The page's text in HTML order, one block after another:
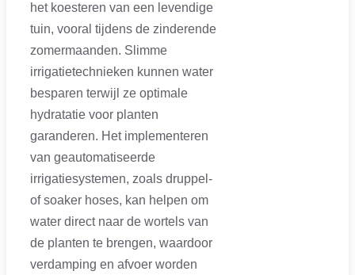
het koesteren van een levendige
tuin, vooral tijdens de zinderende
zomermaanden. Slimme
irrigatietechnieken kunnen water
besparen terwijl ze optimale
hydratatie voor planten
garanderen. Het implementeren
van geautomatiseerde
irrigatiesystemen, zoals druppel-
of soaker hoses, kan helpen om
water direct naar de wortels van
de planten te brengen, waardoor
verdamping en afvoer worden